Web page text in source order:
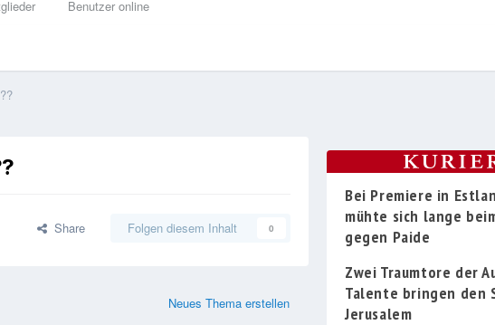
Benutzer online
Share Folgen diesem Inhalt 0
Neues Thema erstellen
Bei Premiere in
mühte sich lange
gegen Paide
Zwei Traumtore der
Talente bringen den
Jerusalem